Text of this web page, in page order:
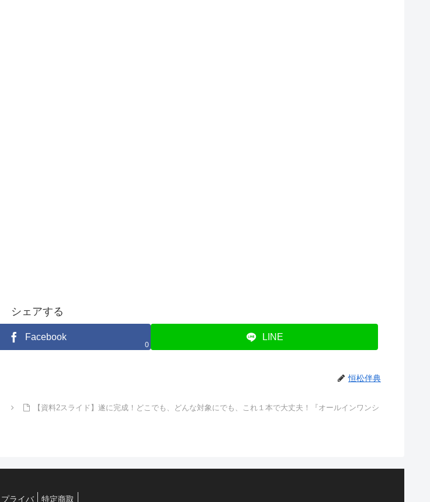
シェアする
Facebook
0
LINE
恒松伴典
【資料2スライド】遂に完成！どこでも、どんな対象にでも、これ１本で大丈夫！『オールインワンシ
プライバ 特定商取